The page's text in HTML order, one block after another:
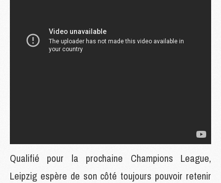
Qualifié pour la prochaine Champions League,
Leipzig espère de son côté toujours pouvoir retenir